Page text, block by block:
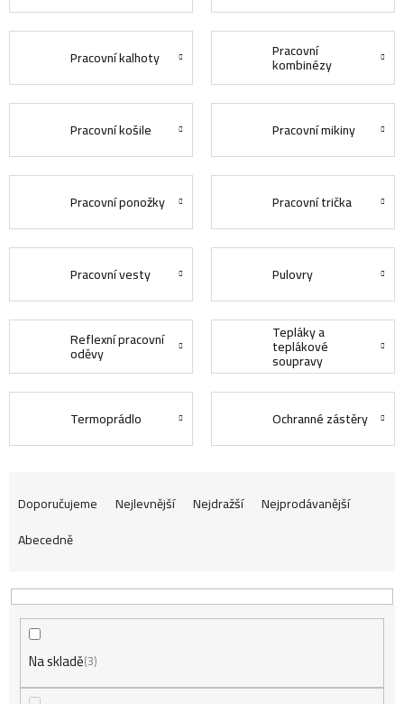
Pracovní kalhoty Pracovní
kombinézy
Pracovní košile Pracovní mikiny
Pracovní ponožky Pracovní trička
Pracovní vesty Pulovry
Reflexní pracovní
oděvy
Tepláky a
teplákové
soupravy
Termoprádlo Ochranné zástěry
Ř
a
z
e
Doporučujeme Nejlevnější Nejdražší
Nejprodávanější
Abecedně
Na skladě 3